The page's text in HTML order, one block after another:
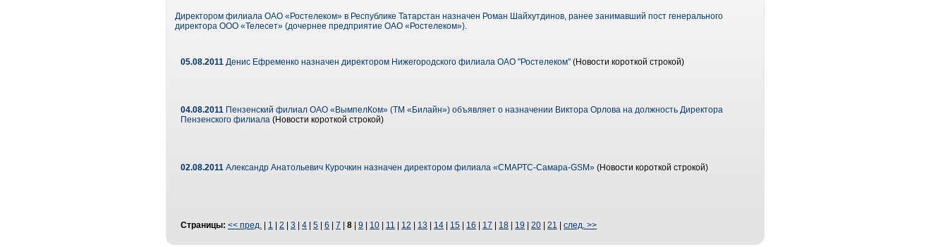
Директором филиала ОАО «Ростелеком» в Республике Татарстан назначен Роман Шайхутдинов, ранее занимавший пост генерального
директора ООО «Телесет» (дочернее предприятие ОАО «Ростелеком»).
05.08.2011 Денис Ефременко назначен директором Нижегородского филиала ОАО "Ростелеком" (Новости короткой строкой)
04.08.2011 Пензенский филиал ОАО «ВымпелКом» (ТМ «Билайн») объявляет о назначении Виктора Орлова на должность Директора
Пензенского филиала (Новости короткой строкой)
02.08.2011 Александр Анатольевич Курочкин назначен директором филиала «СМАРТС-Самара-GSM» (Новости короткой строкой)
Страницы: << пред. 1 2 3 4 5 6 7 8 9 10 11 12 13 14 15 16 17 18 19 20 21 след. >>